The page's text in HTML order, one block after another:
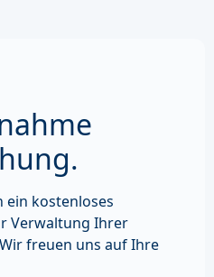
ein kostenloses
Verwaltung Ihrer
freuen uns auf Ihre